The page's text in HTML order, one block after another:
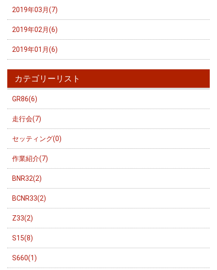
2019年03月(7)
2019年02月(6)
2019年01月(6)
カテゴリーリスト
GR86(6)
走行会(7)
セッティング(0)
作業紹介(7)
BNR32(2)
BCNR33(2)
Z33(2)
S15(8)
S660(1)